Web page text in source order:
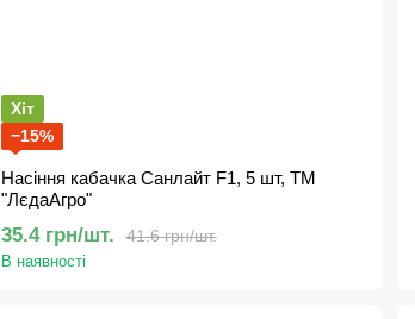
Хіт
−15%
Насіння кабачка Санлайт F1, 5 шт, ТМ
"ЛєдаАгро"
41.6 грн/шт.
35.4 грн/шт.
В наявності